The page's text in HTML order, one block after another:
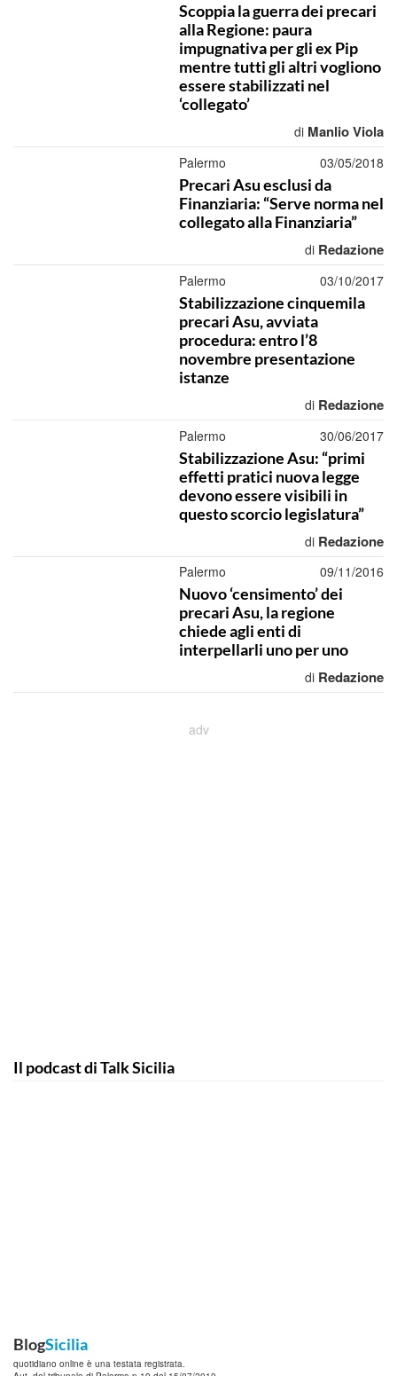
Scoppia la guerra dei precari
alla Regione: paura
impugnativa per gli ex Pip
mentre tutti gli altri vogliono
essere stabilizzati nel
‘collegato’
di Manlio Viola
Palermo 03/05/2018
Precari Asu esclusi da
Finanziaria: “Serve norma nel
collegato alla Finanziaria”
di Redazione
Palermo 03/10/2017
Stabilizzazione cinquemila
precari Asu, avviata
procedura: entro l’8
novembre presentazione
istanze
di Redazione
Palermo 30/06/2017
Stabilizzazione Asu: “primi
effetti pratici nuova legge
devono essere visibili in
questo scorcio legislatura”
di Redazione
Palermo 09/11/2016
Nuovo ‘censimento’ dei
precari Asu, la regione
chiede agli enti di
interpellarli uno per uno
di Redazione
Il podcast di Talk Sicilia
BlogSicilia
quotidiano online è una testata registrata.